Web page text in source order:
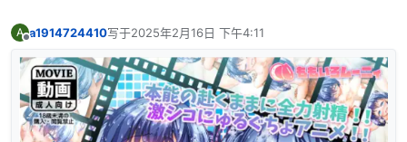
A a1914724410写于2025年2月16日 下午4:11
最后由 编辑